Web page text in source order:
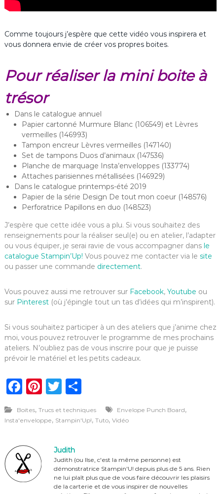
Comme toujours j’espère que cette vidéo vous inspirera et
vous donnera envie de créer vos propres boites.
Pour réaliser la mini boite à
trésor
Dans le catalogue annuel
Papier cartonné Murmure Blanc (106549) et Lèvres
vermeilles (146993)
Tampon encreur Lèvres vermeilles (147140)
Set de tampons Duos d’animaux (147536)
Planche de marquage Insta’enveloppes (133774)
Attaches parisiennes métallisées (146929)
Dans le catalogue printemps-été 2019
Papier de la série Design De tout mon coeur (148576)
Perforatrice Papillons en duo (148523)
J’espère que cette idée vous a plu. Si vous souhaitez des
renseignements pour la réaliser seul(e) ou en atelier, l’adapter
ou vous équiper, je serai ravie de vous accompagner dans le
catalogue Stampin’Up! Vous pouvez me contacter via le site
ou passer une commande directement.
Vous pouvez aussi me retrouver sur Facebook, Youtube ou
sur Pinterest (où j’épingle tout un tas d’idées qui m’inspirent).
Si vous souhaitez participer à un des ateliers que j’anime chez
moi, vous pouvez retrouver le programme de mes prochains
ateliers. N’oubliez pas de vous inscrire pour que je puisse
prévoir le matériel et les petits cadeaux.
F
c
b
o
o
Pi
te
st
T
it
r
P
ta
Boites, Trucs et techniques Envelope Punch Board,
Insta'enveloppe, Stampin'Up!, Tuto, Vidéo
Judith
Judith (ou Ilse, c'est la même personne) est
démonstratrice Stampin'U! depuis plus de 5 ans. Rien
ne lui plaît plus que de vous faire découvrir les plaisirs
de la carterie et de vous inspirer de nouvelles